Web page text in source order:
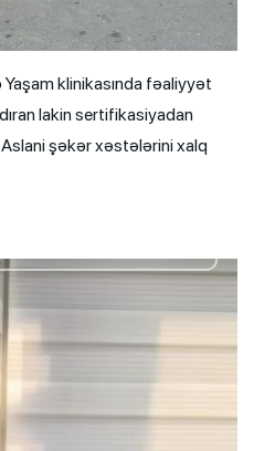
klinikasında fəaliyyət
lakin sertifikasiyadan
şəkər xəstələrini xalq